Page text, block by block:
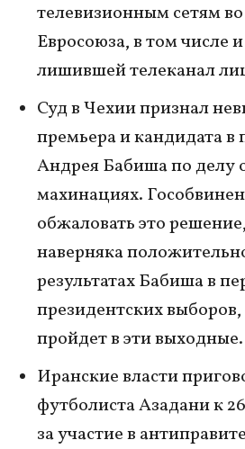
телевизионным сетям во
Евросоюза, в том числе
лишившей телеканал
Суд в Чехии признал
премьера и кандидата в
Андрея Бабиша по делу
махинациях.
обжаловать это
наверняка
результатах Бабиша в
президентских
пройдет в эти выходные.
Иранские власти
футболиста Азадани к
за участие в